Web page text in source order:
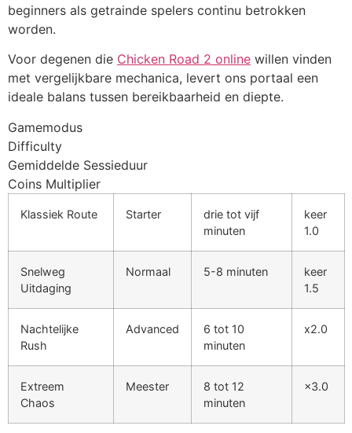
beginners als getrainde spelers continu betrokken
worden.
Voor degenen die Сhicken Road 2 online willen vinden
met vergelijkbare mechanica, levert ons portaal een
ideale balans tussen bereikbaarheid en diepte.
Gamemodus
Difficulty
Gemiddelde Sessieduur
Coins Multiplier
Klassiek Route Starter
drie tot vijf
minuten
keer
1.0
Snelweg
Uitdaging
Normaal 5-8 minuten
keer
1.5
Nachtelijke
Rush
Advanced
6 tot 10
minuten
x2.0
Extreem
Chaos
Meester
8 tot 12
minuten
×3.0